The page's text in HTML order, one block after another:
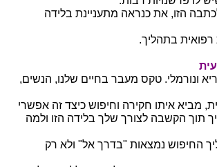
הזו, את כנראה מתעניינת בלידה
רפואית בתהליך.
ונורמלי. טקס מעבר בחיים שלנו, הנשים,
מביא איתו חקירה וחיפוש כיצד זה אפשרי
תוך הקשבה לצורך שלך בלידה הזו ולמה
החיפוש נמצאות "בדרך אל" ולא רק